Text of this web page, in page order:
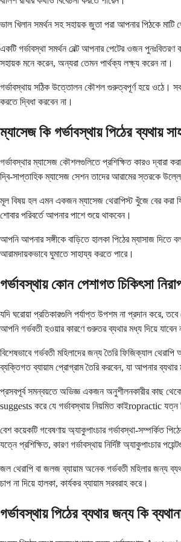
ভাল খিলান সমর্থন সহ সহায়ক জুতা পরা আপনার পিঠকে
একটি গর্ভাবস্থা সমর্থন বেল্ট আপনার পেটের ওজন
সহায়ক মনে করেন, অন্যরা তেমন পার্থক্য লক্ষ্য করেন না।
গর্ভাবস্থায় সঠিক উত্তোলন কৌশল গুরুত্বপূর্ণ হয়ে ওঠে।
করতে দ্বিধা করবেন না।
ম্যাসেজ কি গর্ভাবস্থায় পিঠের ব্যথায়
গর্ভাবস্থার ম্যাসেজ কৌশলগুলিতে প্রশিক্ষিত কারও দ্বারা
দ্বি-সাপ্তাহিক ম্যাসেজ সেশন তাদের আরামের স্তরকে
মূল বিষয় হল এমন একজন ম্যাসেজ থেরাপিস্ট খুঁজে বের করা
শোবার পরিবর্তে আপনার পাশে শুয়ে থাকবেন।
আপনি আপনার সঙ্গীকে বাড়িতে হালকা পিঠের ম্যাসাজ
আরামদায়কভাবে ঘুমাতে সাহায্য করতে পারে।
গর্ভাবস্থায় কোন পেশাগত চিকিৎসা
যদি ঘরোয়া প্রতিকারগুলি পর্যাপ্ত উপশম না প্রদান করে, তবে
আপনি গর্ভবতী হওয়ার কারণে গুরুতর ব্যথার মধ্য দিয়ে যাবেন
বিশেষভাবে গর্ভবতী মহিলাদের জন্য তৈরি ফিজিক্যাল
ব্যক্তিগত ব্যায়াম প্রোগ্রাম তৈরি করবেন, যা আপনার ব্যথার
প্রসবপূর্ব সমন্বয়তে অভিজ্ঞ একজন অনুশীলনকারীর কাছ
suggests করে যে গর্ভাবস্থায় নিয়মিত কাইropractic
বেশ কয়েকটি গবেষণায় অ্যাকুপাংচার গর্ভাবস্থা-সম্পর্কিত
যত্নে প্রশিক্ষিত, কারণ গর্ভাবস্থায় নির্দিষ্ট অ্যাকুপাংচার
জল থেরাপি বা জলজ ব্যায়াম অনেক গর্ভবতী মহিলার জন্য
চাপ না দিয়ে হালকা, কার্যকর ব্যায়াম সরবরাহ করে।
গর্ভাবস্থায় পিঠের ব্যথার জন্য কি